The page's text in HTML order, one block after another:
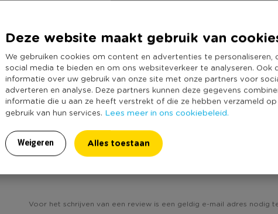
Deze website maakt gebruik van
We gebruiken cookies om content en advertenties te personaliseren,
social media te bieden en om ons websiteverkeer te analyseren. Ook
informatie over uw gebruik van onze site met onze partners voor
adverteren en analyse. Deze partners kunnen deze gegevens
informatie die u aan ze heeft verstrekt of die ze hebben verzameld
gebruik van hun services. Lees meer in ons cookiebeleid.
Weigeren Alles toestaan
Voor het schrijven van een review is een geldig e-mail adres nodig